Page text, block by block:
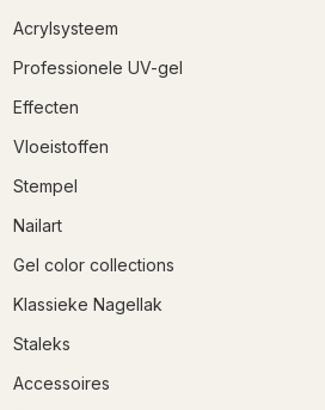
Acrylsysteem
Professionele UV-gel
Effecten
Vloeistoffen
Stempel
Nailart
Gel color collections
Klassieke Nagellak
Staleks
Accessoires